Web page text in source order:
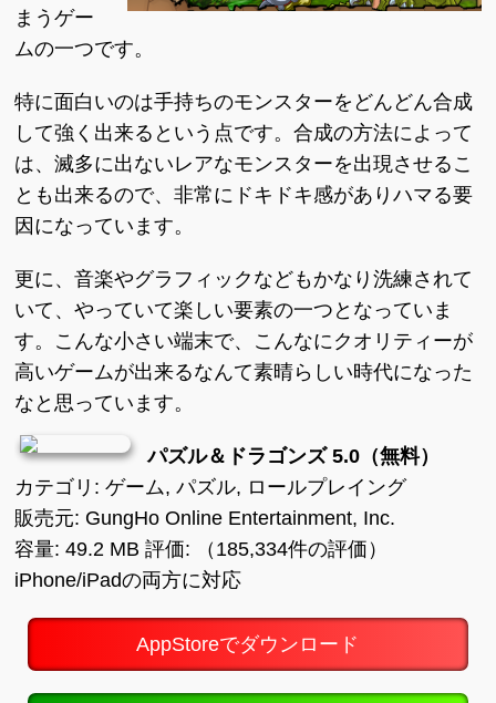
まうゲー
ムの一つです。
特に面白いのは手持ちのモンスターをどんどん合成
して強く出来るという点です。合成の方法によって
は、滅多に出ないレアなモンスターを出現させるこ
とも出来るので、非常にドキドキ感がありハマる要
因になっています。
更に、音楽やグラフィックなどもかなり洗練されて
いて、やっていて楽しい要素の一つとなっていま
す。こんな小さい端末で、こんなにクオリティーが
高いゲームが出来るなんて素晴らしい時代になった
なと思っています。
パズル＆ドラゴンズ 5.0（無料）
カテゴリ: ゲーム, パズル, ロールプレイング
販売元: GungHo Online Entertainment, Inc.
容量: 49.2 MB 評価: （185,334件の評価）
iPhone/iPadの両方に対応
AppStoreでダウンロード